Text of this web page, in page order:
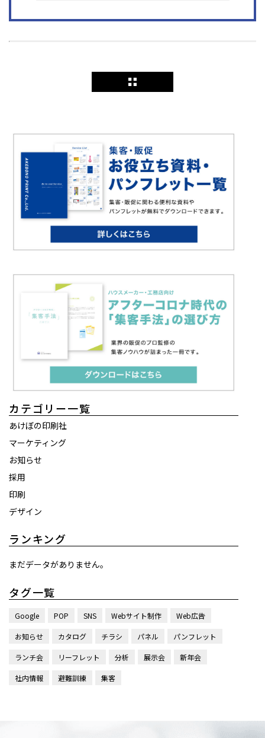
カテゴリー一覧
あけぼの印刷社
マーケティング
お知らせ
採用
印刷
デザイン
ランキング
まだデータがありません。
タグ一覧
Google POP SNS Webサイト制作 Web広告
お知らせ カタログ チラシ パネル パンフレット
ランチ会 リーフレット 分析 展示会 新年会
社内情報 避難訓練 集客